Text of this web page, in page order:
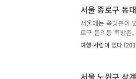
는 낡은 집들이 창신
골목이 된 것은
학생 20명 및 자원
1..
서울 종로구 동
서울에는 쪽방촌이
로구 돈의동 쪽방촌
영등포역 쪽방촌이
곳은 창신동 쪽방
여행-사람이 있다
서울 노원구 상